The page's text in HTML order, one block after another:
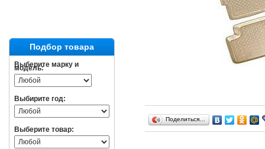
Поделиться…
Подбор товара
Выберите марку и
модель:
Выбирите год:
Выберите товар: